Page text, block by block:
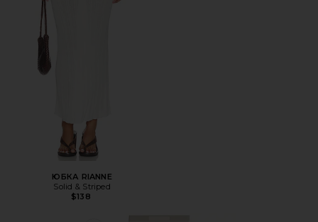
ЮБКА RIANNE
Solid & Striped
$138